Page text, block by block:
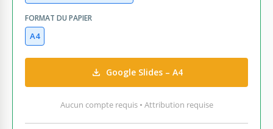
FORMAT DU PAPIER
A4
Google Slides – A4
Aucun compte requis • Attribution requise